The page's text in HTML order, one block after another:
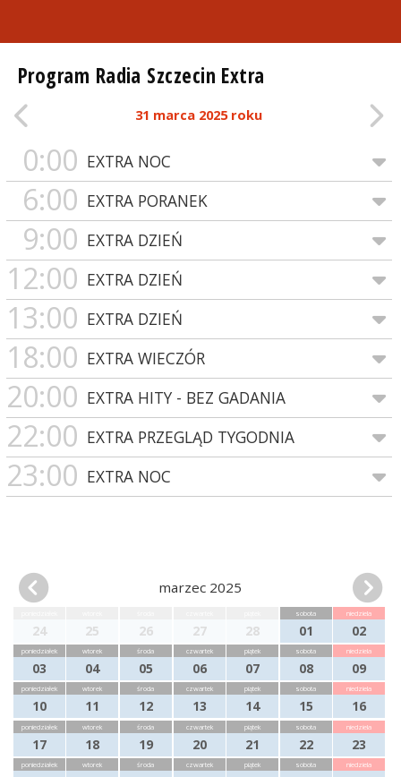
Program Radia Szczecin Extra
31 marca 2025 roku
0:00 EXTRA NOC
6:00 EXTRA PORANEK
9:00 EXTRA DZIEŃ
12:00 EXTRA DZIEŃ
13:00 EXTRA DZIEŃ
18:00 EXTRA WIECZÓR
20:00 EXTRA HITY - BEZ GADANIA
22:00 EXTRA PRZEGLĄD TYGODNIA
23:00 EXTRA NOC
marzec 2025
24 25 26 27 28
sobota
01
niedziela
02
poniedziałek
03
wtorek
04
środa
05
czwartek
06
piątek
07
sobota
08
niedziela
09
poniedziałek
10
wtorek
11
środa
12
czwartek
13
piątek
14
sobota
15
niedziela
16
poniedziałek
17
wtorek
18
środa
19
czwartek
20
piątek
21
sobota
22
niedziela
23
poniedziałek wtorek środa czwartek piątek sobota niedziela